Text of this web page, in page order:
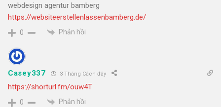
webdesign agentur bamberg
https://websiteerstellenlassenbamberg.de/
0 Phản hồi
Casey337 3 Tháng Cách đây
https://shorturl.fm/ouw4T
0 Phản hồi